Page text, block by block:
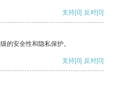
支持[0] 反对[0]
的安全性和隐私保护。
支持[0] 反对[0]